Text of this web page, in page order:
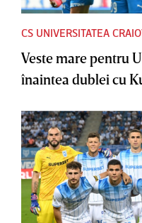
CS UNIVERSITATEA
Veste mare pentru
înaintea dublei cu